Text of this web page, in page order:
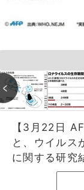
【3月22日
と、ウイルス
に関する研究